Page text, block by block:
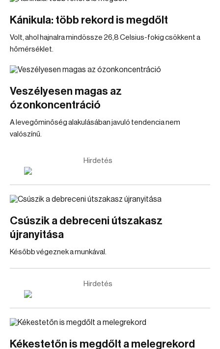
Kánikula: több rekord is megdőlt
Volt, ahol hajnalra mindössze 26,8 Celsius-fokig csökkent a
hőmérséklet.
Veszélyesen magas az
ózonkoncentráció
A levegőminőség alakulásában javuló tendencia nem
valószínű.
Hirdetés
Csúszik a debreceni útszakasz
újranyitása
Később végeznek a munkával.
Hirdetés
Kékestetőn is megdőlt a melegrekord